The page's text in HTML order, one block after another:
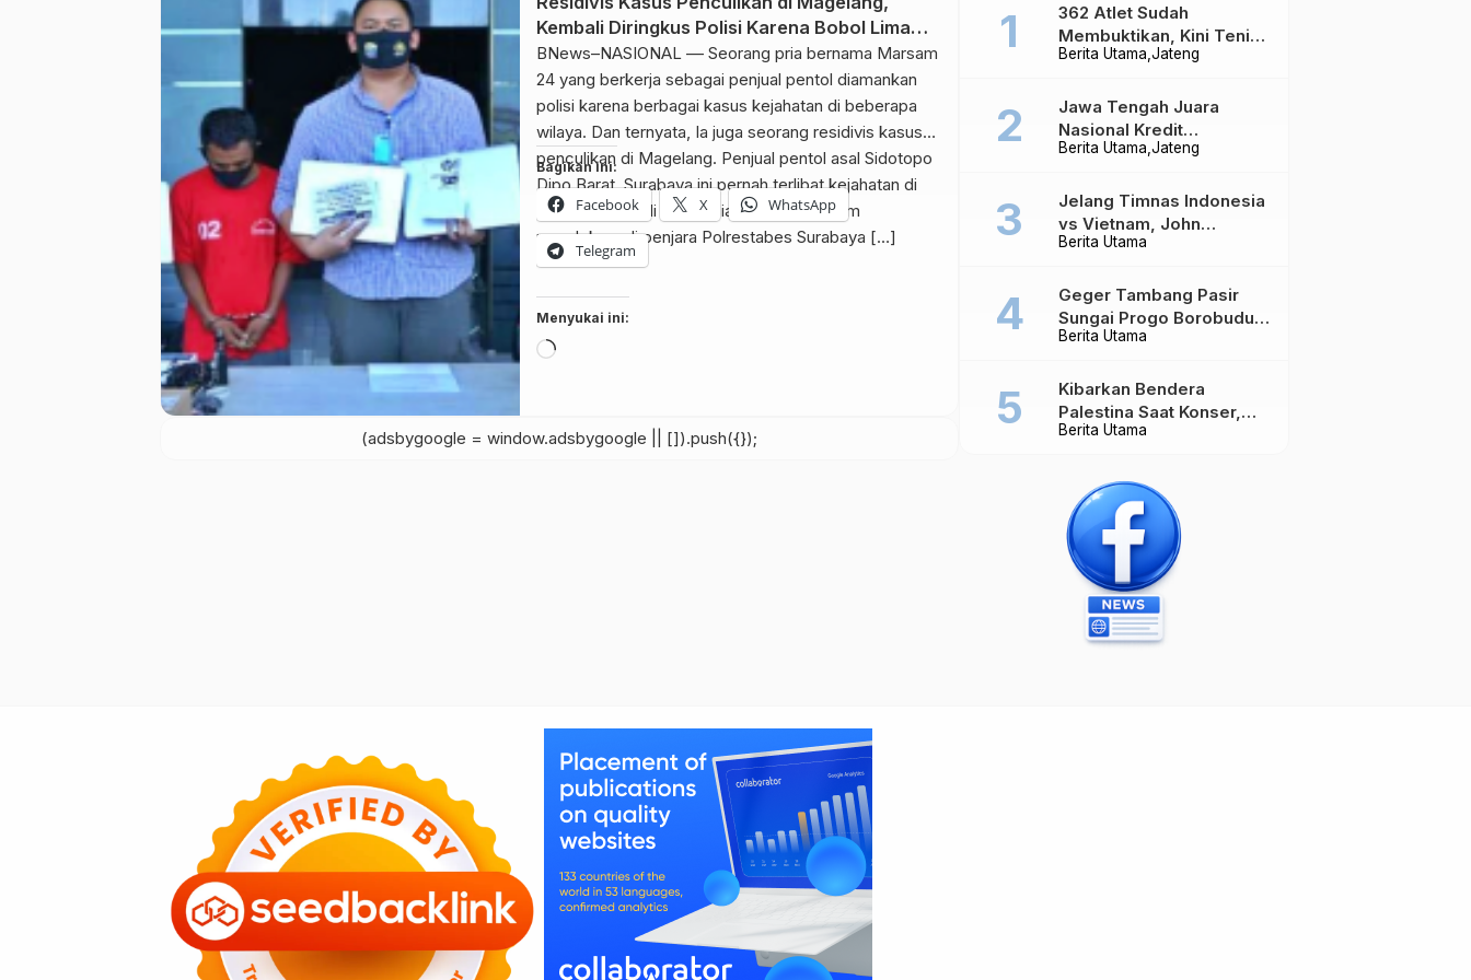
Kembali Diringkus Polisi Karena Bobol Lima
Toko
BNews–NASIONAL –– Seorang pria bernama Marsam
24 yang berkerja sebagai penjual pentol diamankan
polisi karena berbagai kasus kejahatan di beberapa
wilaya. Dan ternyata, Ia juga seorang residivis kasus
penculikan di Magelang. Penjual pentol asal Sidotopo
Dipo Barat, Surabaya ini pernah terlibat kejahatan di
sejumlah kota di Indonesia. Saat ini Marsam
mendekam di penjara Polrestabes Surabaya […]
Bagikan ini:
Facebook X WhatsApp
Telegram
Menyukai ini:
Memuat...
(adsbygoogle = window.adsbygoogle || []).push({});
Berita Utama Jateng
362 Atlet Sudah
Membuktikan, Kini Tenis
Meja Jateng Dibidik Jadi
Berita Utama Jateng
Jawa Tengah Juara
Nasional Kredit
Perumahan, Realisasi
Berita Utama
Jelang Timnas Indonesia
vs Vietnam, John
Herdman Ungkap Hal
Berita Utama
Geger Tambang Pasir
Sungai Progo Borobudur,
Warga Sambeng Hentikan
Berita Utama
Kibarkan Bendera
Palestina Saat Konser,
Massive Attack Dilarang